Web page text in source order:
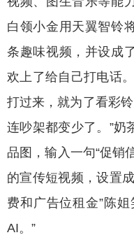
白领小金用天翼智铃
条趣味视频，并设成
欢上了给自己打电话
打过来，就为了看彩铃
连吵架都变少了。”奶
品图，输入一句“促销
的宣传短视频，设置
费和广告位租金”陈
AI。”